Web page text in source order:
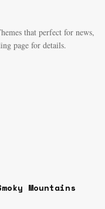
that perfect for news,
page for details.
Mountains